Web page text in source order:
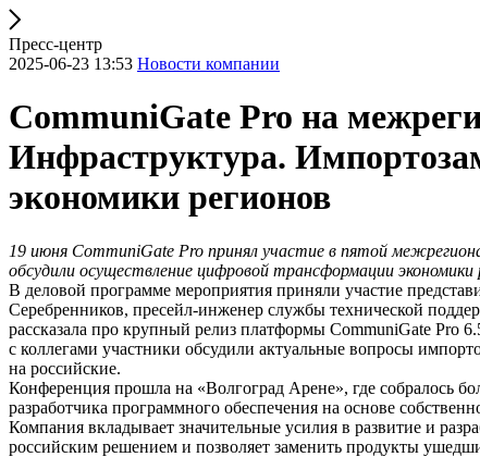
Пресс-центр
2025-06-23 13:53 Новости компании
СommuniGate Pro на
Инфраструктура.
экономики регионов
19 июня СommuniGate Pro принял участие в пятой
обсудили осуществление цифровой трансформации
В деловой программе мероприятия приняли участие
Серебренников, пресейл-инженер службы технической
рассказала про крупный релиз платформы CommuniGate Pro
с коллегами участники обсудили актуальные вопросы
на российские.
Конференция прошла на «Волгоград Арене», где собралось
разработчика программного обеспечения на основе
Компания вкладывает значительные усилия в развитие и
российским решением и позволяет заменить продукты